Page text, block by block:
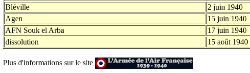
Bléville
2 juin 1940
Agen
15 juin 1940
AFN Souk el Arba
17 juin 1940
dissolution
15 août 1940
Plus d'informations sur le site